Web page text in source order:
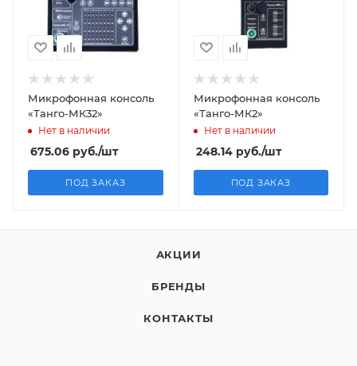
Микрофонная консоль
«Танго-МК32»
Нет в наличии
675.06 руб./шт
ПОД ЗАКАЗ
Микрофонная консоль
«Танго-МК2»
Нет в наличии
248.14руб./шт
ПОД ЗАКАЗ
АКЦИИ
БРЕНДЫ
КОНТАКТЫ